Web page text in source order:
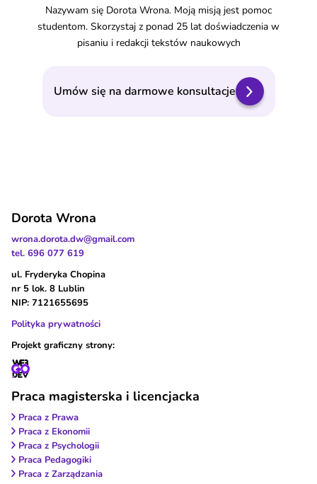
Nazywam się Dorota Wrona. Moją misją jest pomoc
studentom. Skorzystaj z ponad 25 lat doświadczenia w
pisaniu i redakcji tekstów naukowych
Umów się na darmowe konsultacje
Dorota Wrona
wrona.dorota.dw@gmail.com
tel. 696 077 619
ul. Fryderyka Chopina
nr 5 lok. 8 Lublin
NIP: 7121655695
Polityka prywatności
Projekt graficzny strony:
Praca magisterska i licencjacka
Praca z Prawa
Praca z Ekonomii
Praca z Psychologii
Praca Pedagogiki
Praca z Zarządzania